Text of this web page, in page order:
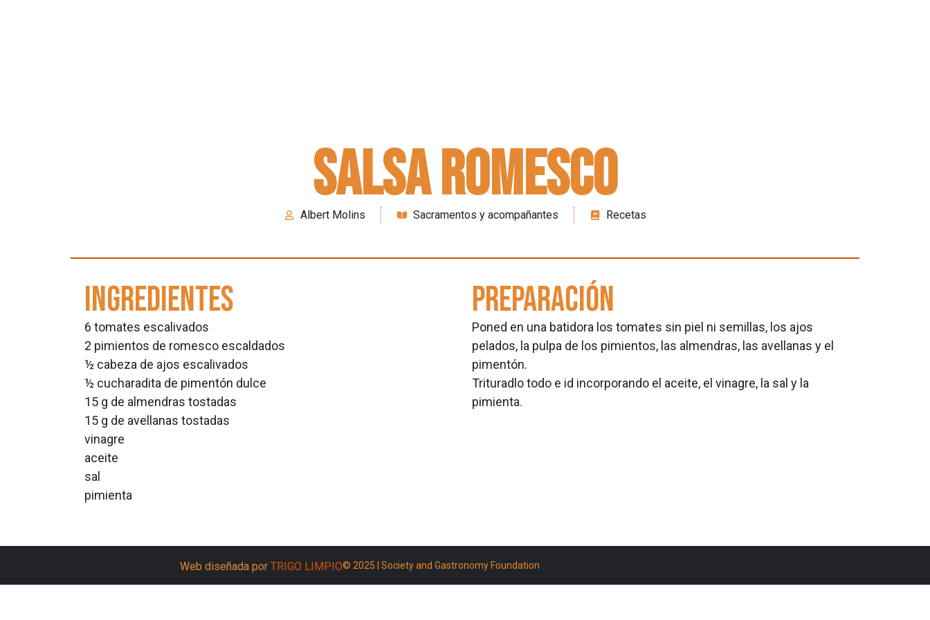
Salsa Romesco
Albert Molins Sacramentos y acompañantes Recetas
ingredientes
6 tomates escalivados
2 pimientos de romesco escaldados
½ cabeza de ajos escalivados
½ cucharadita de pimentón dulce
15 g de almendras tostadas
15 g de avellanas tostadas
vinagre
aceite
sal
pimienta
preparación
Poned en una batidora los tomates sin piel ni semillas, los ajos
pelados, la pulpa de los pimientos, las almendras, las avellanas y el
pimentón.
Trituradlo todo e id incorporando el aceite, el vinagre, la sal y la
pimienta.
Web diseñada porTRIGO LIMPIO© 2025 |Society and Gastronomy Foundation